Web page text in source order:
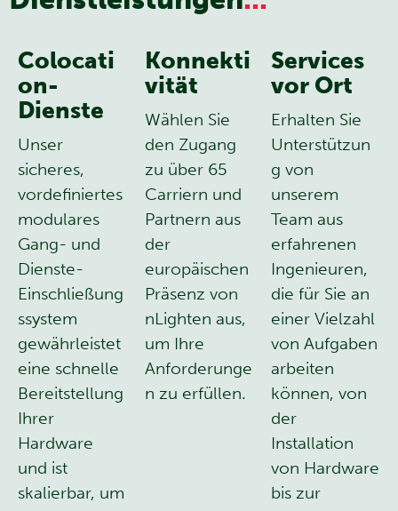
Colocati
on-
Dienste
Unser
sicheres,
vordefiniertes
modulares
Gang- und
Dienste-
Einschließung
ssystem
gewährleistet
eine schnelle
Bereitstellung
Ihrer
Hardware
und ist
skalierbar, um
Konnekti
vität
Wählen Sie
den Zugang
zu über 65
Carriern und
Partnern aus
der
europäischen
Präsenz von
nLighten aus,
um Ihre
Anforderunge
n zu erfüllen.
Services
vor Ort
Erhalten Sie
Unterstützun
g von
unserem
Team aus
erfahrenen
Ingenieuren,
die für Sie an
einer Vielzahl
von Aufgaben
arbeiten
können, von
der
Installation
von Hardware
bis zur